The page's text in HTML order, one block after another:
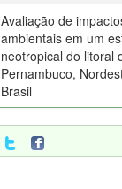
Avaliação de
ambientais em um
neotropical do litoral
Pernambuco,
Brasil